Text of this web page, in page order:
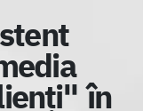
în